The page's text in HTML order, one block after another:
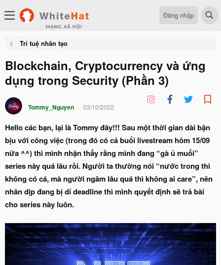
Đăng nhập
Trí tuệ nhân tạo
Blockchain, Cryptocurrency và ứng
dụng trong Security (Phần 3)
Tommy_Nguyen 03/10/2022
Hello các bạn, lại là Tommy đây!!! Sau một thời gian dài bận
bịu với công việc (trong đó có cả buổi livestream hôm 15/09
nữa ^^) thì mình nhận thấy rằng mình đang “gà ủ muối”
series này quá lâu rồi. Người ta thường nói “nước trong thì
không có cá, mà người ngâm lâu quá thì không ai care”, nên
nhân dịp đang bị dí deadline thì mình quyết định sẽ trả bài
cho series này luôn.